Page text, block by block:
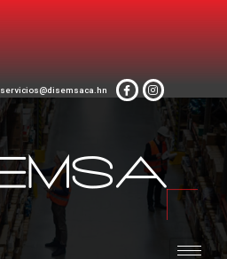
servicios@disemsaca.hn